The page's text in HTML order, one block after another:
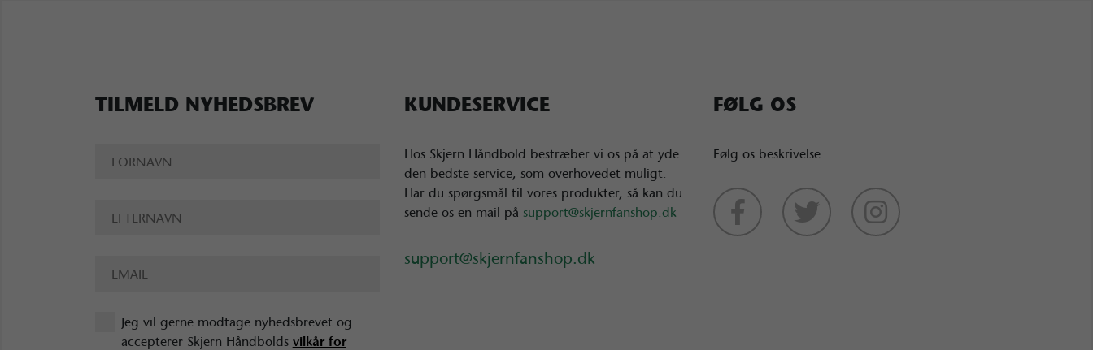
TILMELD NYHEDSBREV
Jeg vil gerne modtage nyhedsbrevet og
accepterer Skjern Håndbolds vilkår for
KUNDESERVICE
Hos Skjern Håndbold bestræber vi os på at yde
den bedste service, som overhovedet muligt.
Har du spørgsmål til vores produkter, så kan du
sende os en mail på support@skjernfanshop.dk
support@skjernfanshop.dk
FØLG OS
Følg os beskrivelse